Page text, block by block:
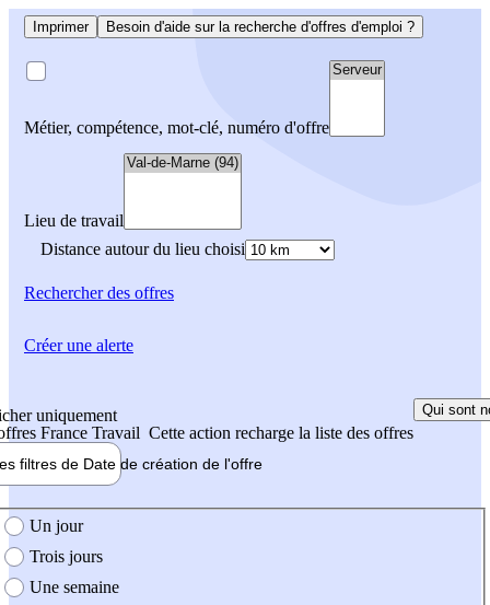
Imprimer Besoin d'aide sur la recherche d'offres d'emploi ?
Métier, compétence, mot-clé, numéro d'offre
Lieu de travail
Distance autour du lieu choisi
Rechercherdes offres
uniquement
France Travail Cette action recharge la liste des offres
Qui sont
filtres de Date de création de l'offre
création de l'offre
Un jour
Trois jours
Une semaine
Créer une alerte